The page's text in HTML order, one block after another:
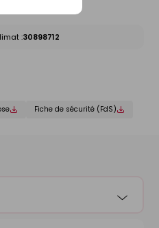
:30898712
Fiche de sécurité (FdS)